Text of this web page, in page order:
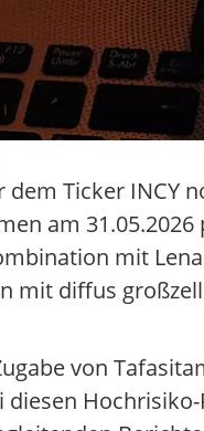
dem Ticker
am
mit
mit diffus
von